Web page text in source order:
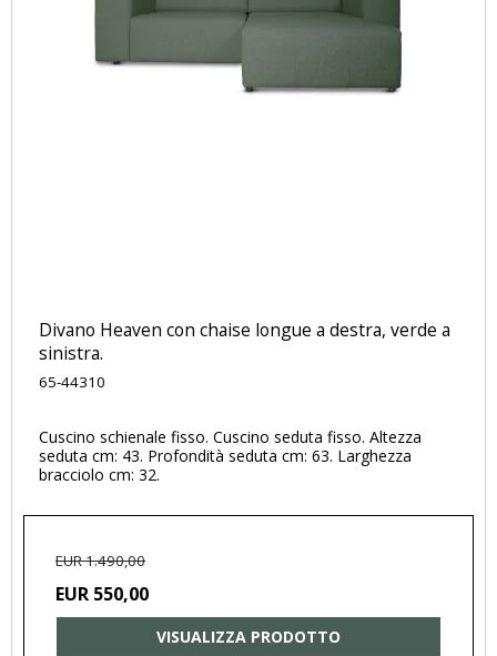
Divano Heaven con chaise longue a destra, verde a
sinistra.
65-44310
Cuscino schienale fisso. Cuscino seduta fisso. Altezza
seduta cm: 43. Profondità seduta cm: 63. Larghezza
bracciolo cm: 32.
EUR 1.490,00
EUR 550,00
VISUALIZZA PRODOTTO